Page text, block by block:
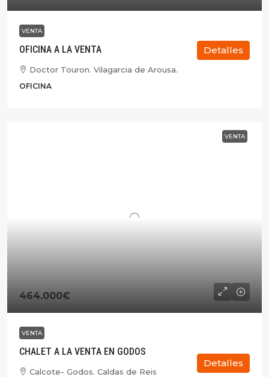
VENTA
OFICINA A LA VENTA
Doctor Touron. Vilagarcia de Arousa.
OFICINA
Detalles
VENTA
464.000€
VENTA
CHALET A LA VENTA EN GODOS
Calcote- Godos. Caldas de Reis
Detalles